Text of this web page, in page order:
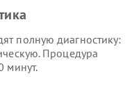
полную диагностику:
Процедура
минут.